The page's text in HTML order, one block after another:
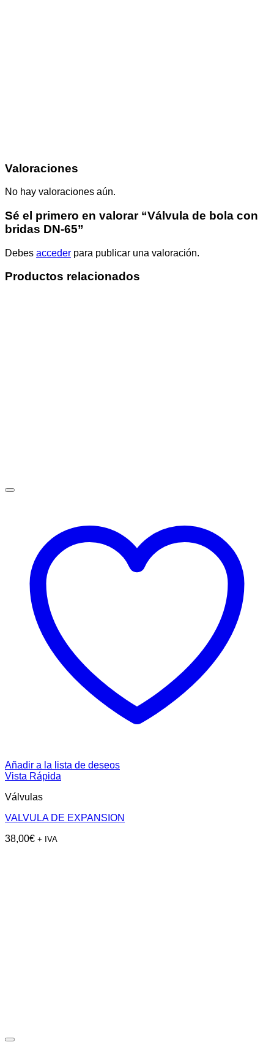
Valoraciones
No hay valoraciones aún.
Sé el primero en valorar “Válvula de bola con
bridas DN-65”
Debes acceder para publicar una valoración.
Productos relacionados
Añadir a la lista de deseos
Vista Rápida
Válvulas
VALVULA DE EXPANSION
38,00€ + IVA